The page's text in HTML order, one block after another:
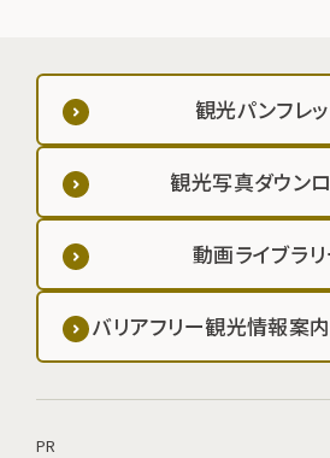
観光パンフレ
観光写真ダウン
動画ライブラ
バリアフリー観光情報案
PR